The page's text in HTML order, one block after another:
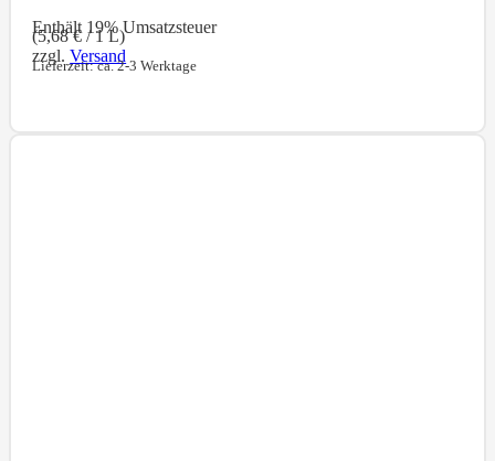
Enthält 19% Umsatzsteuer
(5,68€/ 1 L)
zzgl.Versand
Lieferzeit: ca. 2-3 Werktage